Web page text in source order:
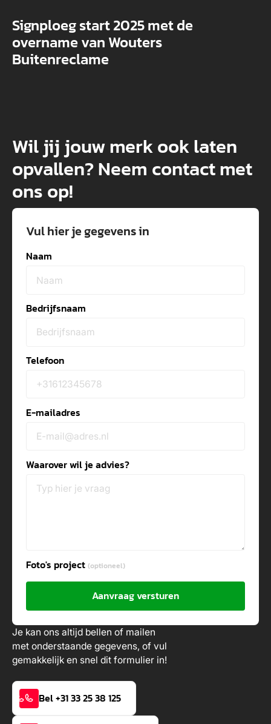
Signploeg start 2025 met de
overname van Wouters
Buitenreclame
Wil jij jouw merk ook laten
opvallen? Neem contact met
ons op!
Vul hier je gegevens in
Naam
Bedrijfsnaam
Telefoon
E-mailadres
Waarover wil je advies?
Foto's project(optioneel)
Aanvraag versturen
Je kan ons altijd bellen of mailen
met onderstaande gegevens, of vul
gemakkelijk en snel dit formulier in!
Bel +31 33 25 38 125